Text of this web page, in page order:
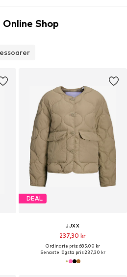
Shop
DEAL
JJXX
237,30 kr
Ordinarie pris: 685,00 kr
Senaste lägsta pris:237,30 kr